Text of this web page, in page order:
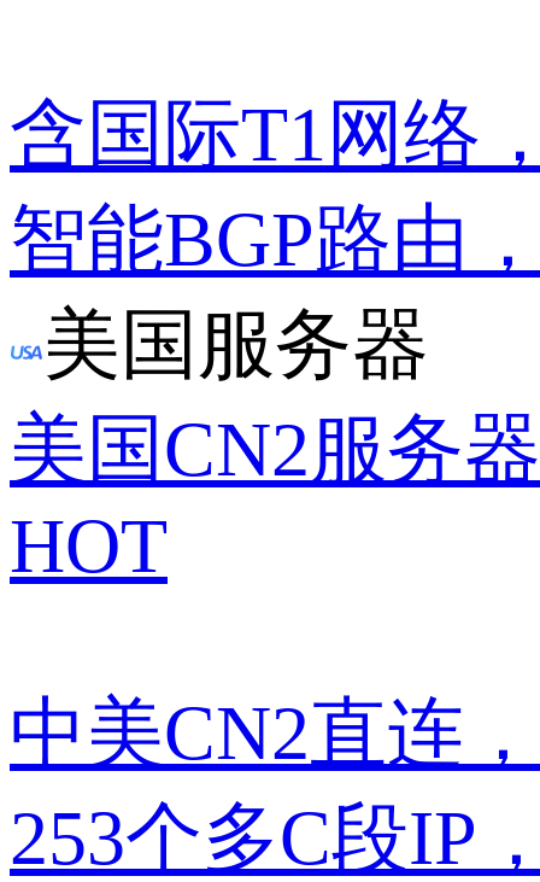
含国际T1网络
智能BGP路由
美国服务器
美国CN2服务器
HOT
中美CN2直连
253个多C段IP